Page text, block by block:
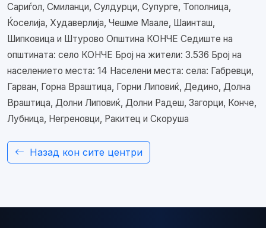
Сариѓол, Смиланци, Сулдурци, Супурге, Тополница,
Ќоселија, Худаверлија, Чешме Маале, Шаинташ,
Шипковица и Штурово Општина КОНЧЕ Седиште на
општината: село КОНЧЕ Број на жители: 3.536 Број на
населението места: 14 Населени места: села: Габревци,
Гарван, Горна Враштица, Горни Липовиќ, Дедино, Долна
Враштица, Долни Липовиќ, Долни Радеш, Загорци, Конче,
Лубница, Негреновци, Ракитец и Скоруша
Назад кон сите центри